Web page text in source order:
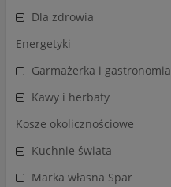
Dla zdrowia
Energetyki
Garmażerka i gastronomia
Kawy i herbaty
Kosze okolicznościowe
Kuchnie świata
Marka własna Spar